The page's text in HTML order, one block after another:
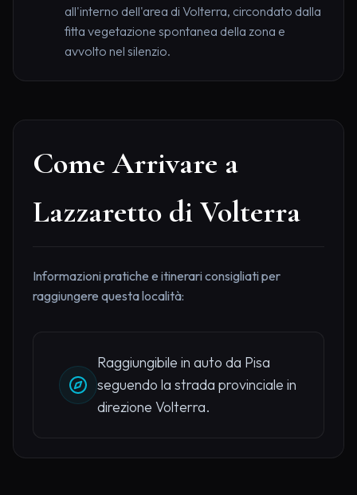
all'interno dell'area di Volterra, circondato dalla
fitta vegetazione spontanea della zona e
avvolto nel silenzio.
Come Arrivare a
Lazzaretto di Volterra
Informazioni pratiche e itinerari consigliati per
raggiungere questa località:
Raggiungibile in auto da Pisa
seguendo la strada provinciale in
direzione Volterra.